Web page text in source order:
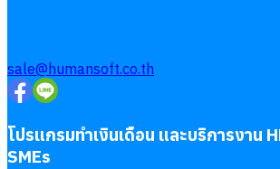
sale@humansoft.co.th
โปรแกรมทำเงินเดือน และบริการงาน
SMEs